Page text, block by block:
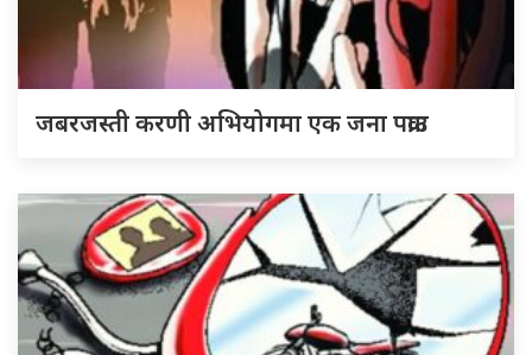
जबरजस्ती करणी अभियोगमा एक जना पक्राउ